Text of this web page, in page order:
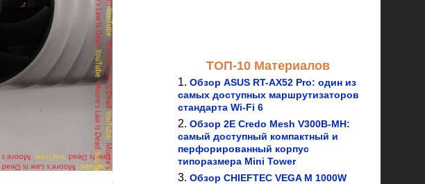
ТОП-10 Материалов
Обзор ASUS RT-AX52 Pro: один из
самых доступных маршрутизаторов
стандарта Wi-Fi 6
Обзор 2E Credo Mesh V300B-MH:
самый доступный компактный и
перфорированный корпус
типоразмера Mini Tower
Обзор CHIEFTEC VEGA M 1000W